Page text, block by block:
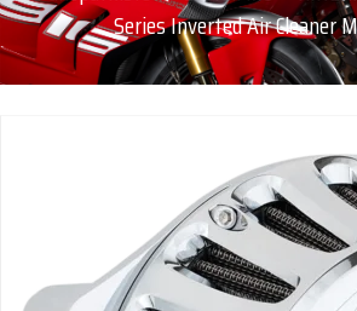
Series Inverted Air Cleaner